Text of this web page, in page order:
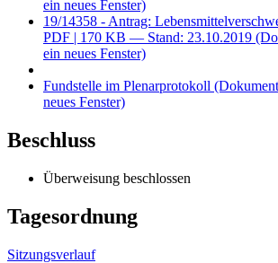
ein neues Fenster)
19/14358 - Antrag:
PDF | 170 KB — Stand: 23.10.2019
ein neues Fenster)
Fundstelle im Plenarprotokoll
neues Fenster)
Beschluss
Überweisung beschlossen
Tagesordnung
Sitzungsverlauf